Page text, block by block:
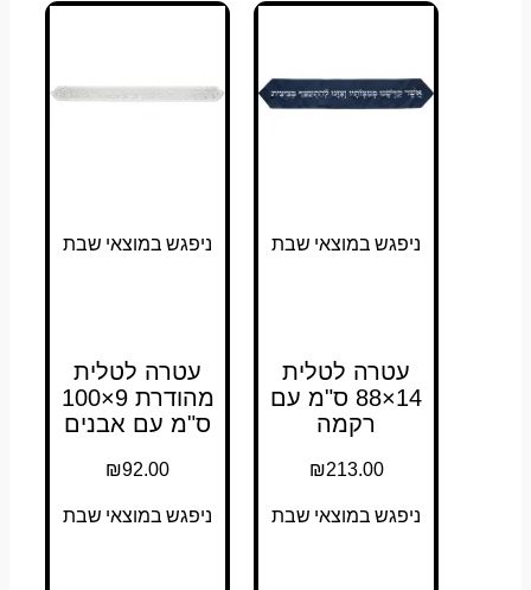
ניפגש במוצאי שבת
עטרה לטלית
14×88 ס"מ עם
רקמה
₪213.00
ניפגש במוצאי שבת
ניפגש במוצאי שבת
עטרה לטלית
מהודרת 9×100
ס"מ עם אבנים
₪92.00
ניפגש במוצאי שבת